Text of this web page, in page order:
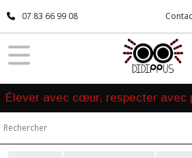
07 83 66 99 08
Élever avec cœur, respecter avec